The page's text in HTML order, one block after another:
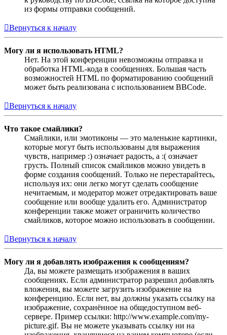
из формы отправки сообщений.
Вернуться к началу
Могу ли я использовать HTML?
Нет. На этой конференции невозможны отправка и
обработка HTML-кода в сообщениях. Большая часть
возможностей HTML по форматированию сообщений
может быть реализована с использованием BBCode.
Вернуться к началу
Что такое смайлики?
Смайлики, или эмотиконы — это маленькие картинки,
которые могут быть использованы для выражения
чувств, например :) означает радость, а :( означает
грусть. Полный список смайликов можно увидеть в
форме создания сообщений. Только не перестарайтесь,
используя их: они легко могут сделать сообщение
нечитаемым, и модератор может отредактировать ваше
сообщение или вообще удалить его. Администратор
конференции также может ограничить количество
смайликов, которое можно использовать в сообщении.
Вернуться к началу
Могу ли я добавлять изображения к сообщениям?
Да, вы можете размещать изображения в ваших
сообщениях. Если администратор разрешил добавлять
вложения, вы можете загрузить изображение на
конференцию. Если нет, вы должны указать ссылку на
изображение, сохранённое на общедоступном веб-
сервере. Пример ссылки: http://www.example.com/my-
picture.gif. Вы не можете указывать ссылку ни на